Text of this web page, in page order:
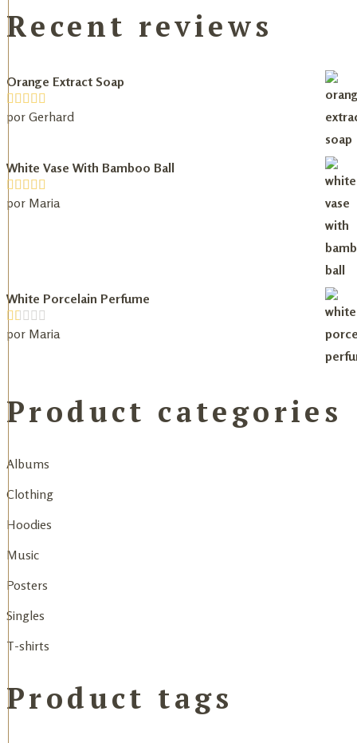
Recent reviews
Orange Extract Soap
por Gerhard
White Vase With Bamboo Ball
por Maria
White Porcelain Perfume
por Maria
Product categories
Albums
Clothing
Hoodies
Music
Posters
Singles
T-shirts
Product tags